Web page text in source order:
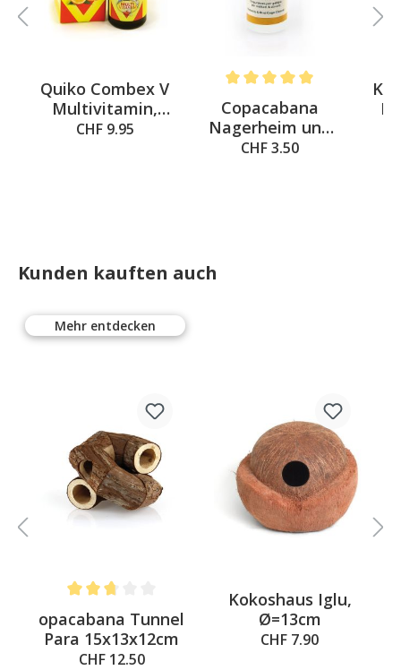
out of 5 stars
Quiko Combex V
Multivitamin,
30ml
CHF 9.95
Average rating of 5 out of 5
Copacabana
Nagerheim und
Vogelheim
CHF 3.50
Kunden kauften auch
Mehr entdecken
Average rating of 2.8 out of 5 stars
opacabana Tunnel
Para 15x13x12cm
CHF 12.50
Kokoshaus Iglu,
Ø=13cm
CHF 7.90